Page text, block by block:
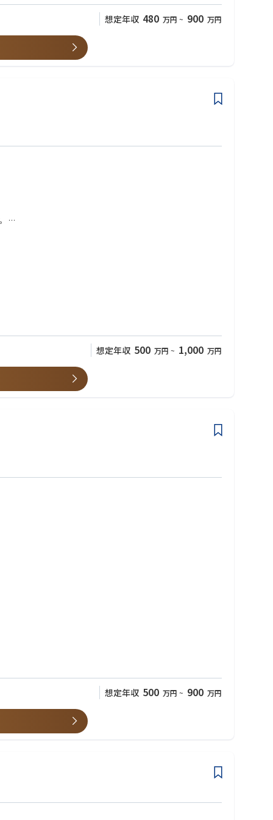
想定年収 480 万円 ~ 900 万円
想定年収 500 万円 ~ 1,000 万円
想定年収 500 万円 ~ 900 万円